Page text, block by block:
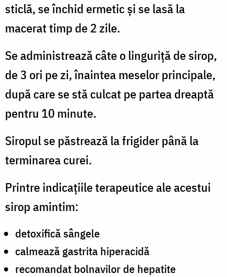
sticlă, se închid ermetic și se lasă la
macerat timp de 2 zile.
Se administrează câte o linguriță de sirop,
de 3 ori pe zi, înaintea meselor principale,
după care se stă culcat pe partea dreaptă
pentru 10 minute.
Siropul se păstrează la frigider până la
terminarea curei.
Printre indicațiile terapeutice ale acestui
sirop amintim:
detoxifică sângele
calmează gastrita hiperacidă
recomandat bolnavilor de hepatite